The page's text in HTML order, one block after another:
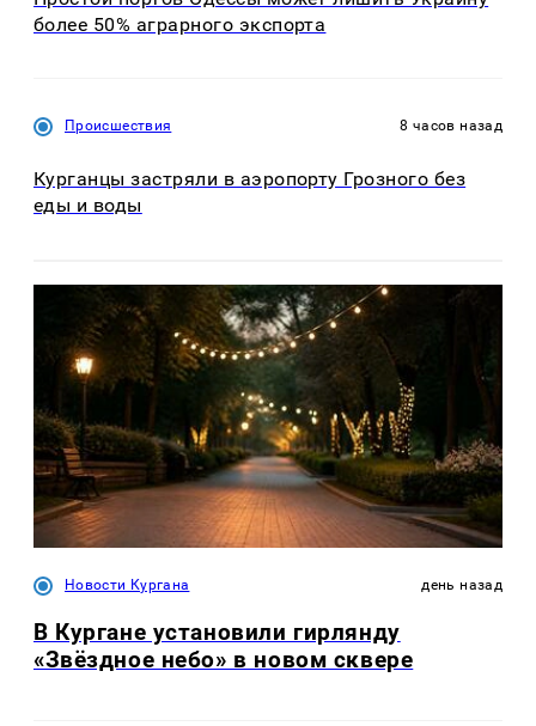
более 50% аграрного экспорта
Происшествия 8 часов назад
Курганцы застряли в аэропорту Грозного без
еды и воды
Новости Кургана день назад
В Кургане установили гирлянду
«Звёздное небо» в новом сквере